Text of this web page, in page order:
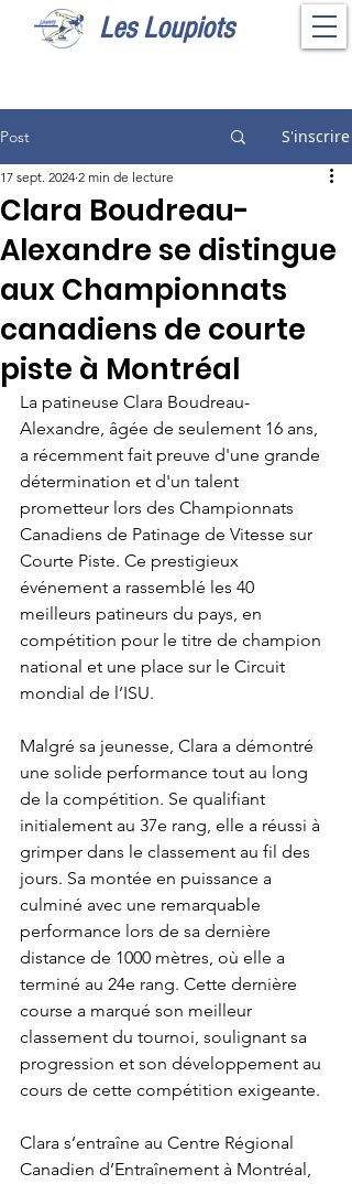
Les Loupiots
Post S'inscrire
Clara Boudreau-
Alexandre se distingue
aux Championnats
canadiens de courte
piste à Montréal
17 sept. 2024 2 min de lecture
La patineuse Clara Boudreau-
Alexandre, âgée de seulement 16 ans,
a récemment fait preuve d'une grande
détermination et d'un talent
prometteur lors des Championnats
Canadiens de Patinage de Vitesse sur
Courte Piste. Ce prestigieux
événement a rassemblé les 40
meilleurs patineurs du pays, en
compétition pour le titre de champion
national et une place sur le Circuit
mondial de l’ISU.
Malgré sa jeunesse, Clara a démontré
une solide performance tout au long
de la compétition. Se qualifiant
initialement au 37e rang, elle a réussi à
grimper dans le classement au fil des
jours. Sa montée en puissance a
culminé avec une remarquable
performance lors de sa dernière
distance de 1000 mètres, où elle a
terminé au 24e rang. Cette dernière
course a marqué son meilleur
classement du tournoi, soulignant sa
progression et son développement au
cours de cette compétition exigeante.
Clara s’entraîne au Centre Régional
Canadien d’Entraînement à Montréal,